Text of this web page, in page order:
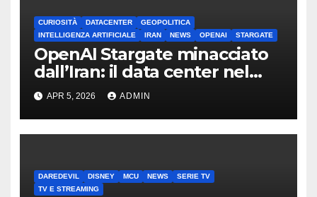
CURIOSITÀ DATACENTER
GEOPOLITICA
INTELLIGENZA ARTIFICIALE
IRAN NEWS OPENAI STARGATE
OpenAI Stargate minacciato
dall’Iran: il data center nel
mirino
APR 5, 2026 ADMIN
DAREDEVIL DISNEY MCU NEWS
SERIE TV
TV E STREAMING